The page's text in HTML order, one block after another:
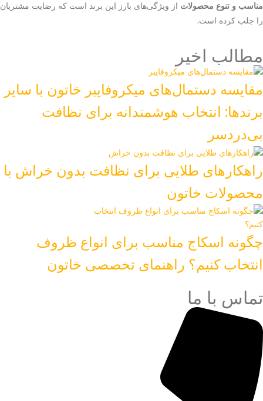
مناسب و تنوع محصولات از ویژگی‌های بارز این برند است که رضایت مشتریان
را جلب کرده است.
مطالب اخیر
مقایسه دستمال‌های میکروفایبر خاتون با سایر
برندها: انتخاب هوشمندانه برای نظافت
بی‌دردسر
راهکارهای طلایی برای نظافت بدون خراش با
محصولات خاتون
چگونه اسکاج مناسب برای انواع ظروف
انتخاب کنیم؟ راهنمای تخصصی خاتون
تماس با ما